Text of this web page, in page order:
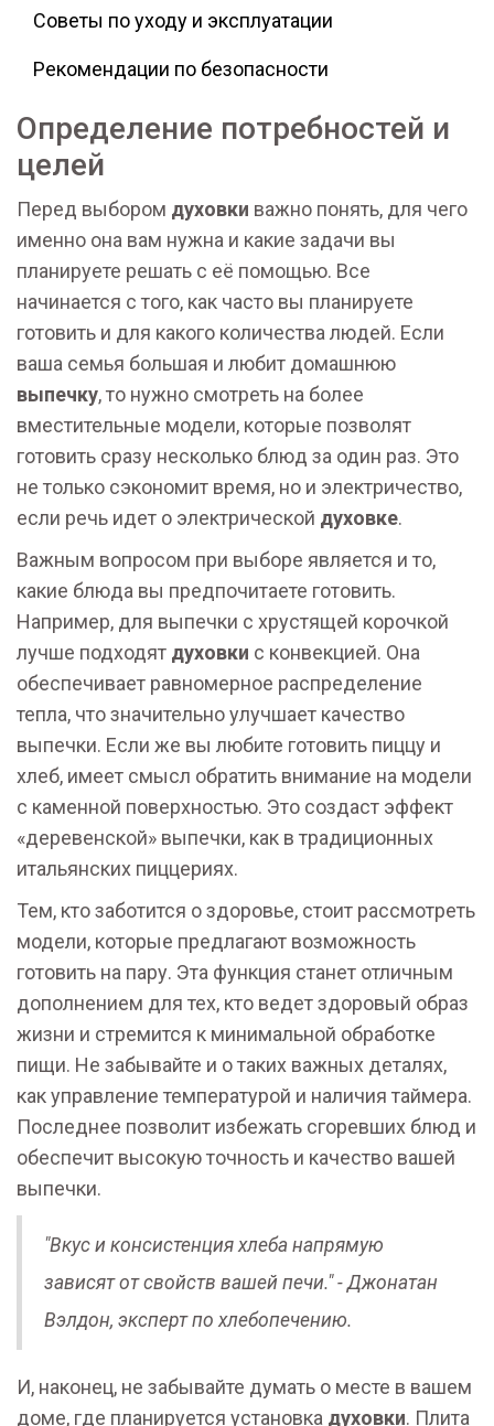
Советы по уходу и эксплуатации
Рекомендации по безопасности
Определение потребностей и
целей
Перед выбором духовки важно понять, для чего
именно она вам нужна и какие задачи вы
планируете решать с её помощью. Все
начинается с того, как часто вы планируете
готовить и для какого количества людей. Если
ваша семья большая и любит домашнюю
выпечку, то нужно смотреть на более
вместительные модели, которые позволят
готовить сразу несколько блюд за один раз. Это
не только сэкономит время, но и электричество,
если речь идет о электрической духовке.
Важным вопросом при выборе является и то,
какие блюда вы предпочитаете готовить.
Например, для выпечки с хрустящей корочкой
лучше подходят духовки с конвекцией. Она
обеспечивает равномерное распределение
тепла, что значительно улучшает качество
выпечки. Если же вы любите готовить пиццу и
хлеб, имеет смысл обратить внимание на модели
с каменной поверхностью. Это создаст эффект
«деревенской» выпечки, как в традиционных
итальянских пиццериях.
Тем, кто заботится о здоровье, стоит рассмотреть
модели, которые предлагают возможность
готовить на пару. Эта функция станет отличным
дополнением для тех, кто ведет здоровый образ
жизни и стремится к минимальной обработке
пищи. Не забывайте и о таких важных деталях,
как управление температурой и наличия таймера.
Последнее позволит избежать сгоревших блюд и
обеспечит высокую точность и качество вашей
выпечки.
"Вкус и консистенция хлеба напрямую
зависят от свойств вашей печи." - Джонатан
Вэлдон, эксперт по хлебопечению.
И, наконец, не забывайте думать о месте в вашем
доме, где планируется установка духовки. Плита